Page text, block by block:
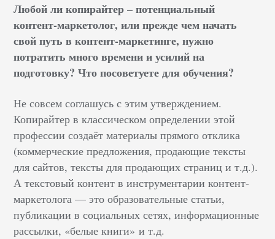
Любой ли копирайтер – потенциальный
контент-маркетолог, или прежде чем начать
свой путь в контент-маркетинге, нужно
потратить много времени и усилий на
подготовку? Что посоветуете для обучения?
Не совсем соглашусь с этим утверждением.
Копирайтер в классическом определении этой
профессии создаёт материалы прямого отклика
(коммерческие предложения, продающие тексты
для сайтов, тексты для продающих страниц и т.д.).
А текстовый контент в инструментарии контент-
маркетолога — это образовательные статьи,
публикации в социальных сетях, информационные
рассылки, «белые книги» и т.д.